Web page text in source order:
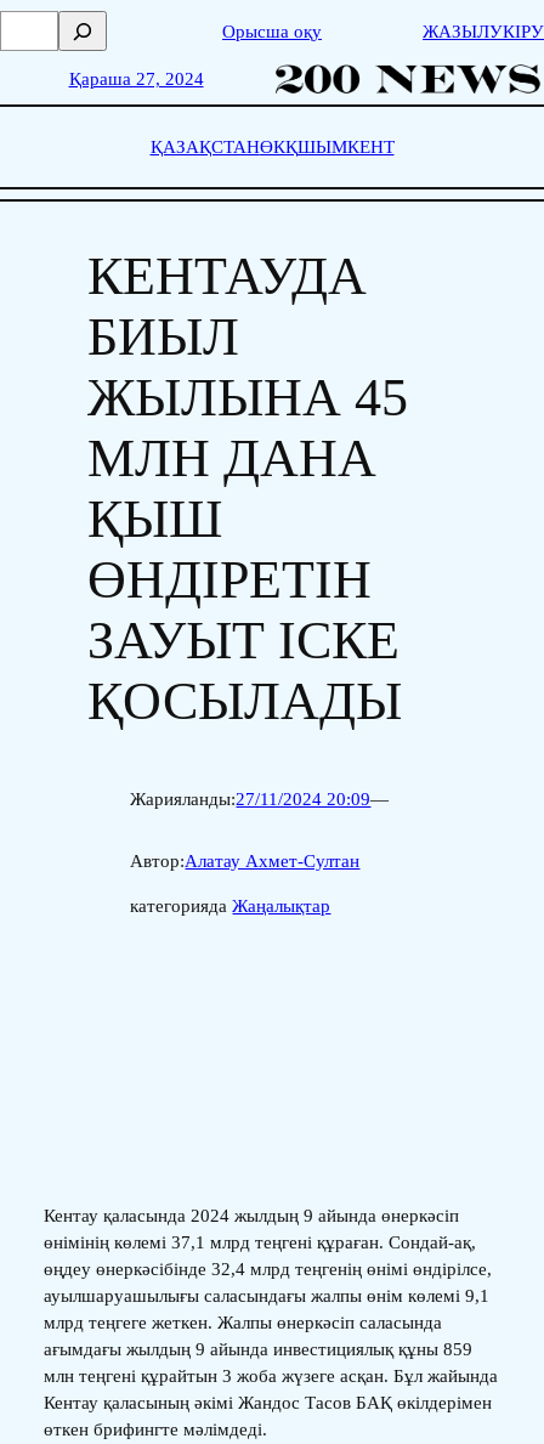
Skip
о
с
Орысша оқу ЖАЗЫЛУКІРУ
Қараша 27, 2024
ҚАЗАҚСТАНӨКҚШЫМКЕНТ
КЕНТАУДА
БИЫЛ
ЖЫЛЫНА 45
МЛН ДАНА
ҚЫШ
ӨНДІРЕТІН
ЗАУЫТ ІСКЕ
ҚОСЫЛАДЫ
Жарияланды:27/11/2024 20:09—
Автор:Алатау Ахмет-Султан
категориядаЖаңалықтар
Кентау қаласында 2024 жылдың 9 айында өнеркәсіп
өнімінің көлемі 37,1 млрд теңгені құраған. Сондай-ақ,
өңдеу өнеркәсібінде 32,4 млрд теңгенің өнімі өндірілсе,
ауылшаруашылығы саласындағы жалпы өнім көлемі 9,1
млрд теңгеге жеткен. Жалпы өнеркәсіп саласында
ағымдағы жылдың 9 айында инвестициялық құны 859
млн теңгені құрайтын 3 жоба жүзеге асқан. Бұл жайында
Кентау қаласының әкімі Жандос Тасов БАҚ өкілдерімен
өткен брифингте мәлімдеді.